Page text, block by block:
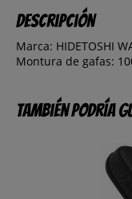
Descripción
Marca: HIDETOSHI
Montura de gafas:
También podría